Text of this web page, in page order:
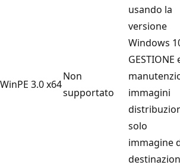
WinPE 3.0 x64
Non
supportato
usando la
versione
Windows
GESTIONE
immagini
solo
immagine